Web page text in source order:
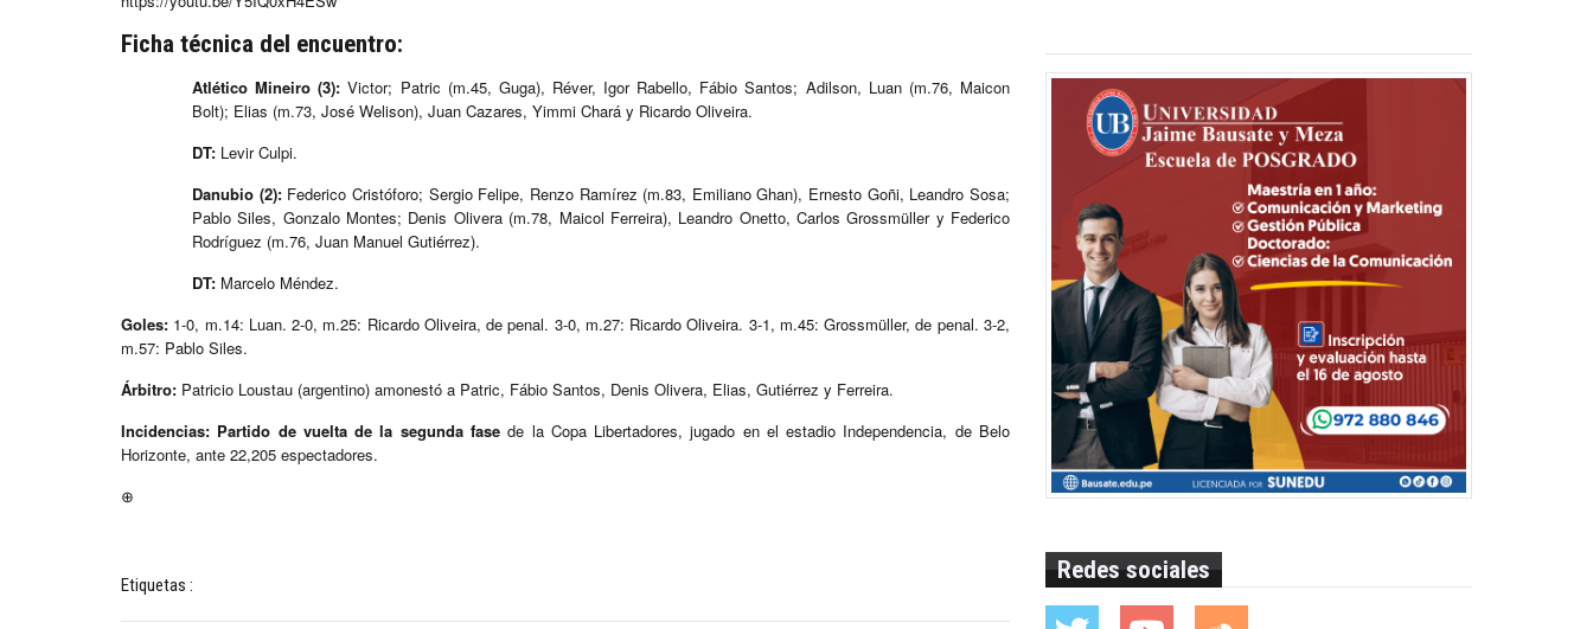
Ficha técnica del encuentro:
Atlético Mineiro (3): Victor; Patric (m.45, Guga), Réver, Igor Rabello, Fábio Santos; Adilson, Luan (m.76, Maicon
Bolt); Elias (m.73, José Welison), Juan Cazares, Yimmi Chará y Ricardo Oliveira.
DT: Levir Culpi.
Danubio (2):Federico Cristóforo; Sergio Felipe, Renzo Ramírez (m.83, Emiliano Ghan), Ernesto Goñi, Leandro Sosa;
Pablo Siles, Gonzalo Montes; Denis Olivera (m.78, Maicol Ferreira), Leandro Onetto, Carlos Grossmüller y Federico
Rodríguez (m.76, Juan Manuel Gutiérrez).
DT: Marcelo Méndez.
Goles: 1-0, m.14: Luan. 2-0, m.25: Ricardo Oliveira, de penal. 3-0, m.27: Ricardo Oliveira. 3-1, m.45: Grossmüller, de penal. 3-2,
m.57: Pablo Siles.
Árbitro: Patricio Loustau (argentino) amonestó a Patric, Fábio Santos, Denis Olivera, Elias, Gutiérrez y Ferreira.
Incidencias: Partido de vuelta de la segunda fasede la Copa Libertadores, jugado en el estadio Independencia, de Belo
Horizonte, ante 22,205 espectadores.
⊕
Etiquetas :
Redes sociales